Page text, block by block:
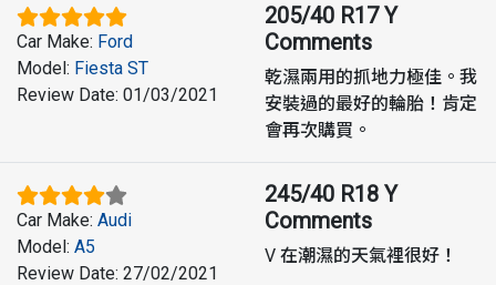
Car Make: Ford
Model: Fiesta ST
Review Date: 01/03/2021
205/40 R17 Y
Comments
乾濕兩用的抓地力極佳。我
安裝過的最好的輪胎！肯定
會再次購買。
Car Make: Audi
Model: A5
Review Date: 27/02/2021
245/40 R18 Y
Comments
V 在潮濕的天氣裡很好！